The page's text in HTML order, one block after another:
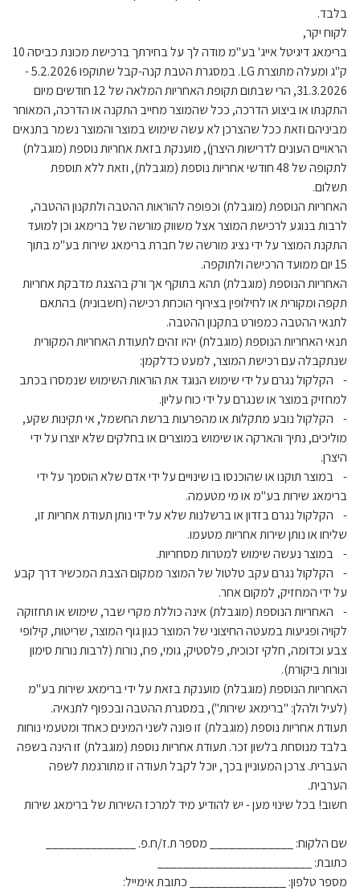
בלבד.
לקוח יקר,
ברימאג דיגיטל אייג' בע"מ מודה לך על בחירתך ברכישת מכונת כביסה 10
ק"ג ומעלה מתוצרת LG. במסגרת הטבת קנה-קבל שתוקפו 5.2.2026 -
31.3.2026, הרי שבתום תקופת האחריות המלאה של 12 חודשים מיום
התקנתו או ביצוע הדרכה, ככל שהמוצר מחייב התקנה או הדרכה, המאוחר
מביניהם וזאת ככל שהצרכן לא עשה שימוש במוצר והמוצר נשמר בתנאים
הראויים העונים לדרישות היצרן), מוענקת בזאת אחריות נוספת (מוגבלת)
לתקופה של 48 חודשי אחריות נוספת (מוגבלת), וזאת ללא תוספת
תשלום.
האחריות הנוספת (מוגבלת) וכפופה להוראות ההטבה ולתקנון ההטבה,
לרבות בנוגע לרכישת המוצר אצל משווק מורשה של ברימאג וכן למועד
התקנת המוצר על ידי נציג מורשה של חברת ברימאג שירות בע"מ בתוך
15 יום ממועד הרכישה ולתוקפה.
האחריות הנוספת (מוגבלת) תהא בתוקף אך ורק בהצגת מדבקת אחריות
תקפה ומקורית או לחילופין בצירוף הוכחת רכישה (חשבונית) בהתאם
לתנאי ההטבה כמפורט בתקנון ההטבה.
תנאי האחריות הנוספת (מוגבלת) יהיו זהים לתעודת האחריות המקורית
שנתקבלה עם רכישת המוצר, למעט כדלקמן:
- הקלקול נגרם על ידי שימוש הנוגד את הוראות השימוש שנמסרו בכתב
למחזיק במוצר או שנגרם על ידי כוח עליון.
- הקלקול נובע מתקלות או מהפרעות ברשת החשמל, אי תקינות שקע,
מוליכים, נתיך והארקה או שימוש במוצרים או בחלקים שלא יוצרו על ידי
היצרן.
- במוצר תוקנו או שהוכנסו בו שינויים על ידי אדם שלא הוסמך על ידי
ברימאג שירות בע"מ או מי מטעמה.
- הקלקול נגרם בזדון או ברשלנות שלא על ידי נותן תעודת אחריות זו,
שליחו או נותן שירות אחריות מטעמו.
- במוצר נעשה שימוש למטרות מסחריות.
- הקלקול נגרם עקב טלטול של המוצר ממקום הצבת המכשיר דרך קבע
על ידי המחזיק, למקום אחר.
- האחריות הנוספת (מוגבלת) אינה כוללת מקרי שבר, שימוש או תחזוקה
לקויה ופגיעות במעטה החיצוני של המוצר כגון גוף המוצר, שריטות, קילופי
צבע וכדומה, חלקי זכוכית, פלסטיק, גומי, פח, נורות (לרבות נורות סימון
ונורות ביקורת).
האחריות הנוספת (מוגבלת) מוענקת בזאת על ידי ברימאג שירות בע"מ
(לעיל ולהלן: "ברימאג שירות"), במסגרת ההטבה ובכפוף לתנאיה.
תעודת אחריות נוספת (מוגבלת) זו פונה לשני המינים כאחד ומטעמי נוחות
בלבד מנוסחת בלשון זכר. תעודת אחריות נוספת (מוגבלת) זו הינה בשפה
העברית. צרכן המעוניין בכך, יוכל לקבל תעודה זו מתורגמת לשפה
הערבית.
חשוב! בכל שינוי מען - יש להודיע מיד למרכז השירות של ברימאג שירות
שם הלקוח: _____________ מספר ת.ז/ח.פ. ______________
כתובת: ________________________
מספר טלפון: _______________ כתובת אימייל: